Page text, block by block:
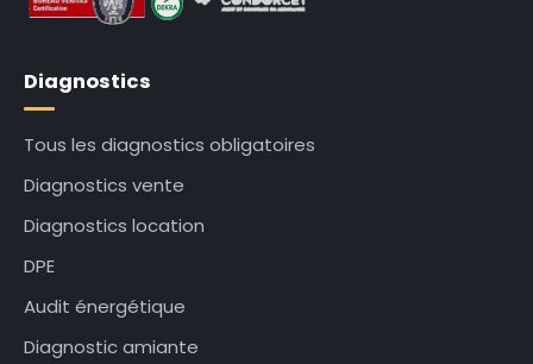
Diagnostics
Tous les diagnostics obligatoires
Diagnostics vente
Diagnostics location
DPE
Audit énergétique
Diagnostic amiante